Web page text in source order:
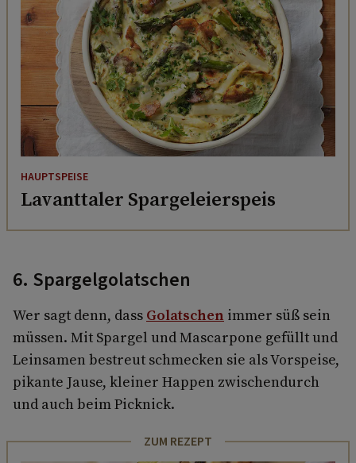
HAUPTSPEISE
Lavanttaler Spargeleierspeis
6. Spargelgolatschen
Wer sagt denn, dass Golatschen immer süß sein
müssen. Mit Spargel und Mascarpone gefüllt und
Leinsamen bestreut schmecken sie als Vorspeise,
pikante Jause, kleiner Happen zwischendurch
und auch beim Picknick.
ZUM REZEPT